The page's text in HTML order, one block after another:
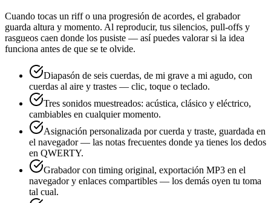
Cuando tocas un riff o una progresión de acordes, el grabador
guarda altura y momento. Al reproducir, tus silencios, pull-offs y
rasgueos caen donde los pusiste — así puedes valorar si la idea
funciona antes de que se te olvide.
Diapasón de seis cuerdas, de mi grave a mi agudo, con
cuerdas al aire y trastes — clic, toque o teclado.
Tres sonidos muestreados: acústica, clásico y eléctrico,
cambiables en cualquier momento.
Asignación personalizada por cuerda y traste, guardada en
el navegador — las notas frecuentes donde ya tienes los dedos
en QWERTY.
Grabador con timing original, exportación MP3 en el
navegador y enlaces compartibles — los demás oyen tu toma
tal cual.